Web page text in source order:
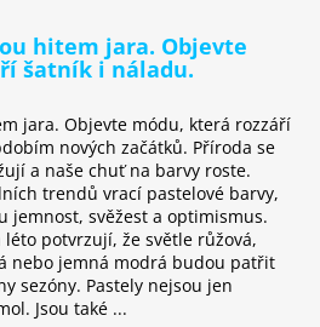
hitem jara. Objevte
šatník i náladu.
jara. Objevte módu, která rozzáří
nových začátků. Příroda se
a naše chuť na barvy roste.
trendů vrací pastelové barvy,
jemnost, svěžest a optimismus.
potvrzují, že světle růžová,
nebo jemná modrá budou patřit
sezóny. Pastely nejsou jen
Jsou také ...